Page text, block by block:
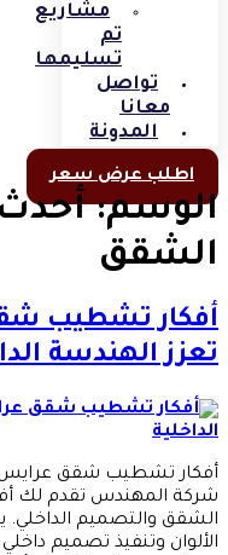
مشاريع
تم
تسليمها
تواصل
معانا
المدونة
اطلب عرض سعر
الوسم:
الشقق
أفكار تشطيب
تعزز الهندسة
أفكار تشطيب شقق عرايس
شركة المهندس تقدم لك
الشقق والتصميم الداخلي.
الألوان وتنفيذ تصميم